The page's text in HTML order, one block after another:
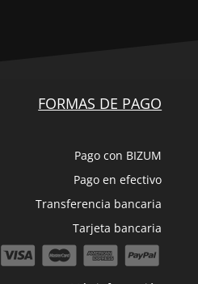
FORMAS DE PAGO
Pago con BIZUM
Pago en efectivo
Transferencia bancaria
Tarjeta bancaria